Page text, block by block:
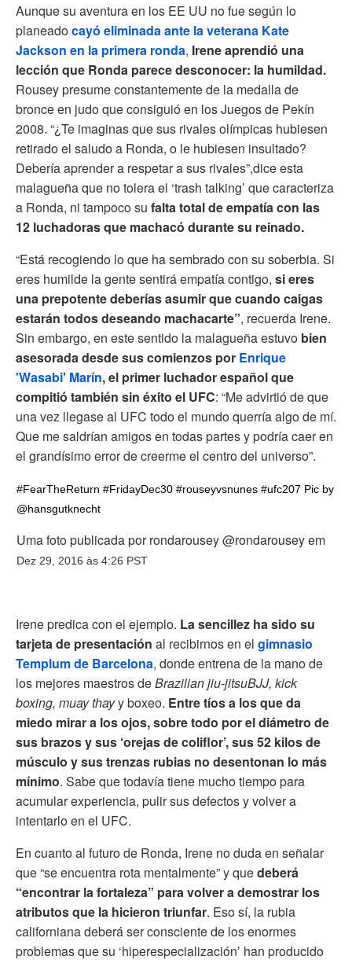
Aunque su aventura en los EE UU no fue según lo
planeadocayó eliminada ante la veterana Kate
Jackson en la primera ronda, Irene aprendió una
lección que Ronda parece desconocer: la humildad.
Rousey presume constantemente de la medalla de
bronce en judo que consiguió en los Juegos de Pekín
2008. “¿Te imaginas que sus rivales olímpicas hubiesen
retirado el saludo a Ronda, o le hubiesen insultado?
Debería aprender a respetar a sus rivales”,dice esta
malagueña que no tolera el ‘trash talking’ que caracteriza
a Ronda, ni tampoco su falta total de empatíacon las
12 luchadoras que machacó durante su reinado.
“Está recogiendo lo que ha sembrado con su soberbia. Si
eres humilde la gente sentirá empatía contigo, si eres
una prepotente deberías asumir que cuando caigas
estarán todos deseando machacarte”, recuerda Irene.
Sin embargo, en este sentido la malagueña estuvo bien
asesorada desde sus comienzos por Enrique
'Wasabi' Marín, el primer luchador español que
compitió también sin éxito el UFC: “Me advirtió de que
una vez llegase al UFC todo el mundo querría algo de mí.
Que me saldrían amigos en todas partes y podría caer en
el grandísimo error de creerme el centro del universo”.
#FearTheReturn #FridayDec30 #rouseyvsnunes #ufc207 Pic by
@hansgutknecht
Uma foto publicada por rondarousey @rondarousey em
Dez 29, 2016 às 4:26 PST
Irene predica con el ejemplo. La sencillez ha sido su
tarjeta de presentación al recibirnos en el gimnasio
Templum de Barcelona, donde entrena de la mano de
los mejores maestros deBrazilian jiu-jitsuBJJ, kick
boxing, muay thayy boxeo. Entre tíos a los que da
miedo mirar a los ojos, sobre todo por el diámetro de
sus brazos y sus ‘orejas de coliflor’, sus 52 kilos de
músculo y sus trenzas rubias no desentonan lo más
mínimo. Sabe que todavía tiene mucho tiempo para
acumular experiencia, pulir sus defectos y volver a
intentarlo en el UFC.
En cuanto al futuro de Ronda, Irene no duda en señalar
que “se encuentra rota mentalmente” y quedeberá
“encontrar la fortaleza” para volver a demostrar los
atributos que la hicieron triunfar. Eso sí, la rubia
californiana deberá ser consciente de los enormes
problemas que su ‘hiperespecialización’ han producido